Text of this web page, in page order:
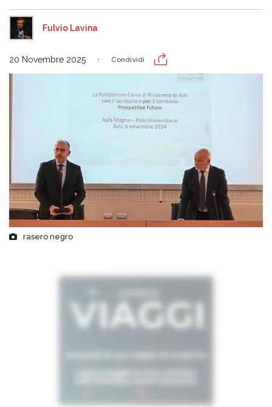
Fulvio Lavina
20 Novembre 2025 Condividi
rasero negro